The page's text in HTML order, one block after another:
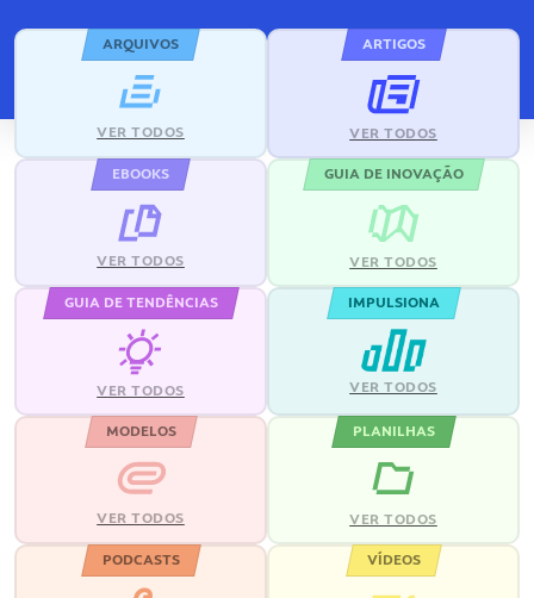
ARQUIVOS
VER TODOS
ARTIGOS
VER TODOS
EBOOKS
VER TODOS
GUIA DE INOVAÇÃO
VER TODOS
GUIA DE TENDÊNCIAS
VER TODOS
IMPULSIONA
VER TODOS
MODELOS
VER TODOS
PLANILHAS
VER TODOS
PODCASTS VÍDEOS